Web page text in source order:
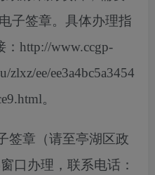
子签章。具体办理指
http://www.ccgp-
zlxz/ee/ee3a4bc5a3454
。
签章（请至亭湖区政
口办理，联系电话：